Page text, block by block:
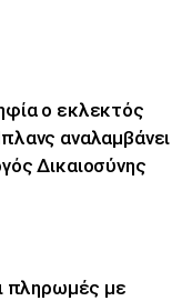
ο εκλεκτός
αναλαμβάνει
Δικαιοσύνης
πληρωμές με